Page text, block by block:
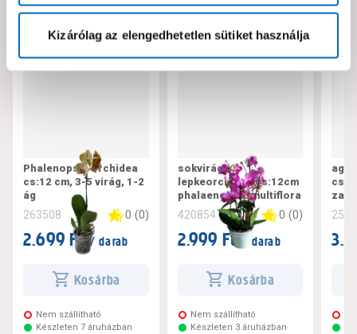
Kizárólag az elengedhetetlen sütiket használja
Phalenopsis orchidea
cs:12 cm, 3-5 virág, 1-2
ág
263508 0 (0)
2.699 Ft / darab
Kosárba
Nem szállítható
Készleten 7 áruházban
sokvirágú
lepkeorchidea cs:12cm
phalaenopsis multiflora
420854 0 (0)
2.999 Ft / darab
Kosárba
Nem szállítható
Készleten 3 áruházban